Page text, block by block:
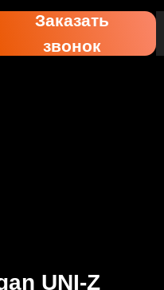
Заказать
Забронировать